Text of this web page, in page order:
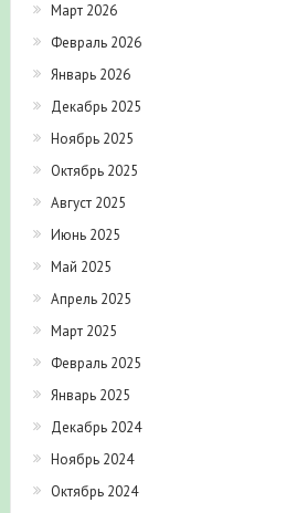
Март 2026
Февраль 2026
Январь 2026
Декабрь 2025
Ноябрь 2025
Октябрь 2025
Август 2025
Июнь 2025
Май 2025
Апрель 2025
Март 2025
Февраль 2025
Январь 2025
Декабрь 2024
Ноябрь 2024
Октябрь 2024